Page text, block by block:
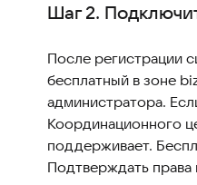
Шаг 2.
После регистрации
бесплатный в зоне
администратора.
Координационного
поддерживает.
Подтверждать